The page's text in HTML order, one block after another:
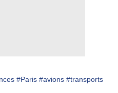
#Paris #avions #transports